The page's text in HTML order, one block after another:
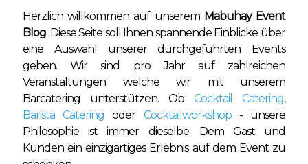
Herzlich willkommen auf unserem Mabuhay Event
Blog. Diese Seite soll Ihnen spannende Einblicke über
eine Auswahl unserer durchgeführten Events
geben. Wir sind pro Jahr auf zahlreichen
Veranstaltungen welche wir mit unserem
Barcatering unterstützen. Ob Cocktail Catering,
Barista Catering oder Cocktailworkshop- unsere
Philosophie ist immer dieselbe: Dem Gast und
Kunden ein einzigartiges Erlebnis auf dem Event zu